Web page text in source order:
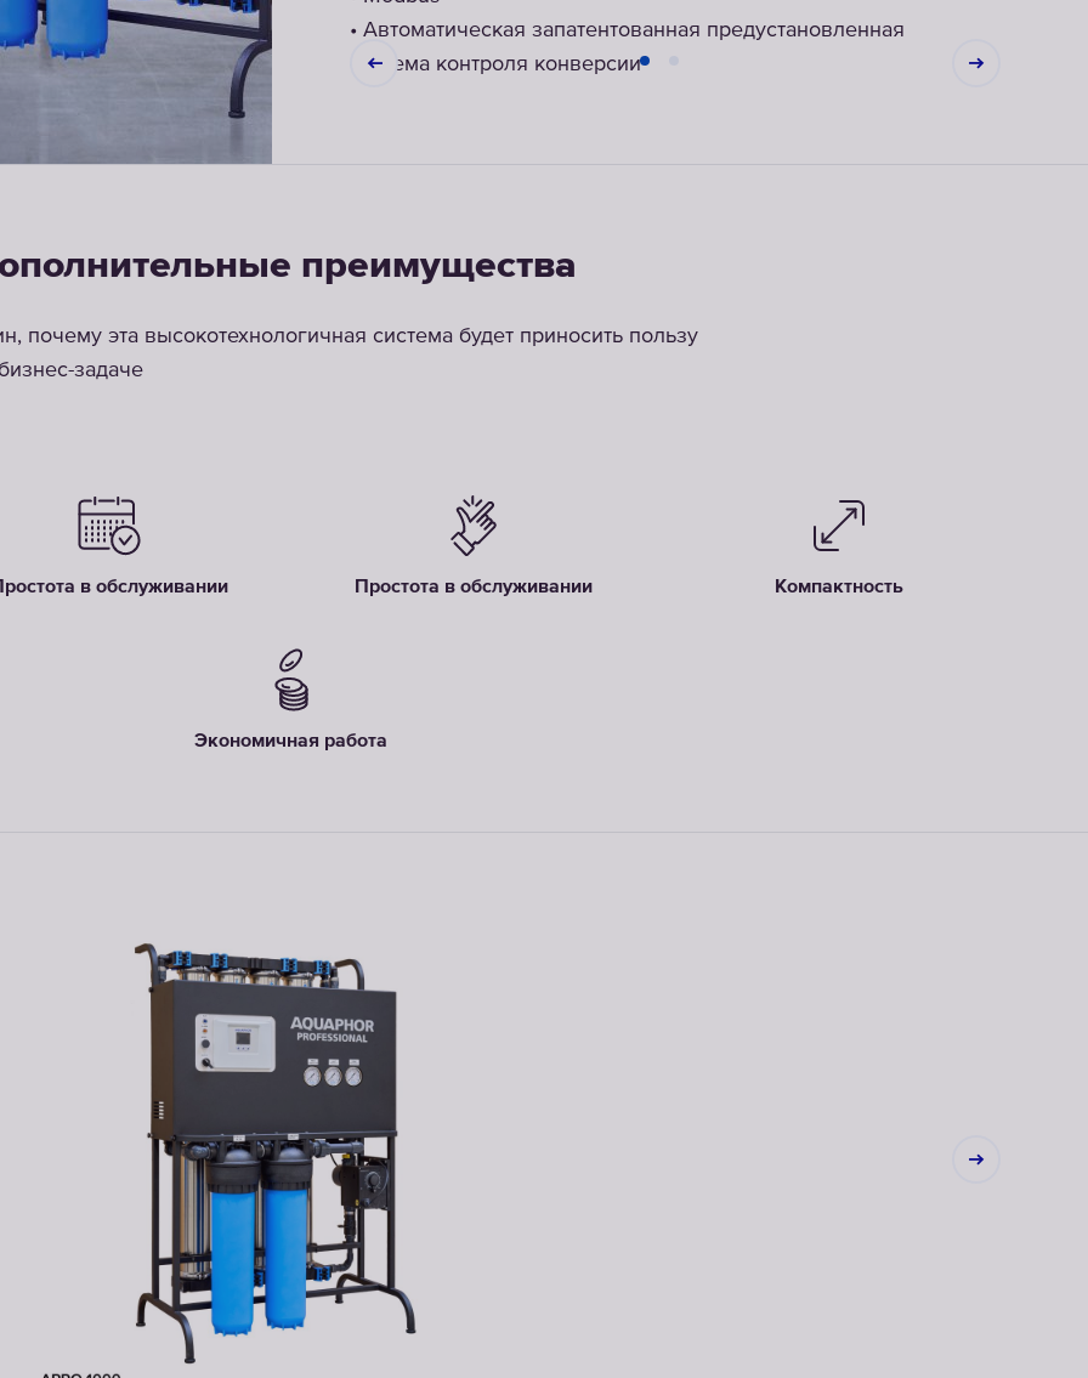
• Автоматическая запатентованная предустановленная
система контроля конверсии
преимущества
почему эта высокотехнологичная система будет приносить пользу
задаче
в обслуживании Простота в обслуживании Компактность
Экономичная работа